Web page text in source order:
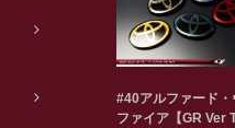
#40アルファード・
ファイア【GR Ver